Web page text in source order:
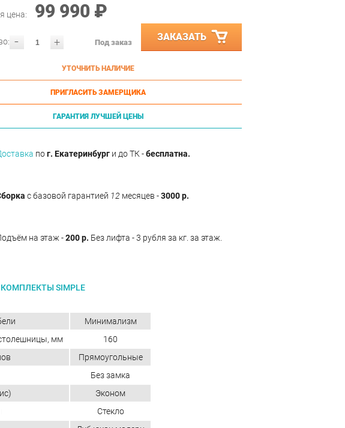
цена: 99 990 ₽
- + Под заказ ЗАКАЗАТЬ
УТОЧНИТЬ НАЛИЧИЕ
ПРИГЛАСИТЬ ЗАМЕРЩИКА
ГАРАНТИЯ ЛУЧШЕЙ ЦЕНЫ
пог. Екатеринбург и до ТК -бесплатна.
с базовой гарантией 12 месяцев -3000 р.
на этаж -200 р. Без лифта - 3 рубля за кг. за этаж.
SIMPLE
Минимализм
мм
160
Прямоугольные
Без замка
Эконом
Стекло